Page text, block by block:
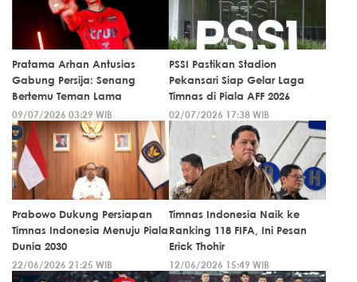
Pratama Arhan Antusias
Gabung Persija: Senang
Bertemu Teman Lama
09/07/2026 03:29 WIB
PSSI Pastikan Stadion
Pekansari Siap Gelar Laga
Timnas di Piala AFF 2026
02/07/2026 17:38 WIB
Prabowo Dukung Persiapan
Timnas Indonesia Menuju Piala
Dunia 2030
22/06/2026 21:25 WIB
Timnas Indonesia Naik ke
Ranking 118 FIFA, Ini Pesan
Erick Thohir
12/06/2026 15:49 WIB